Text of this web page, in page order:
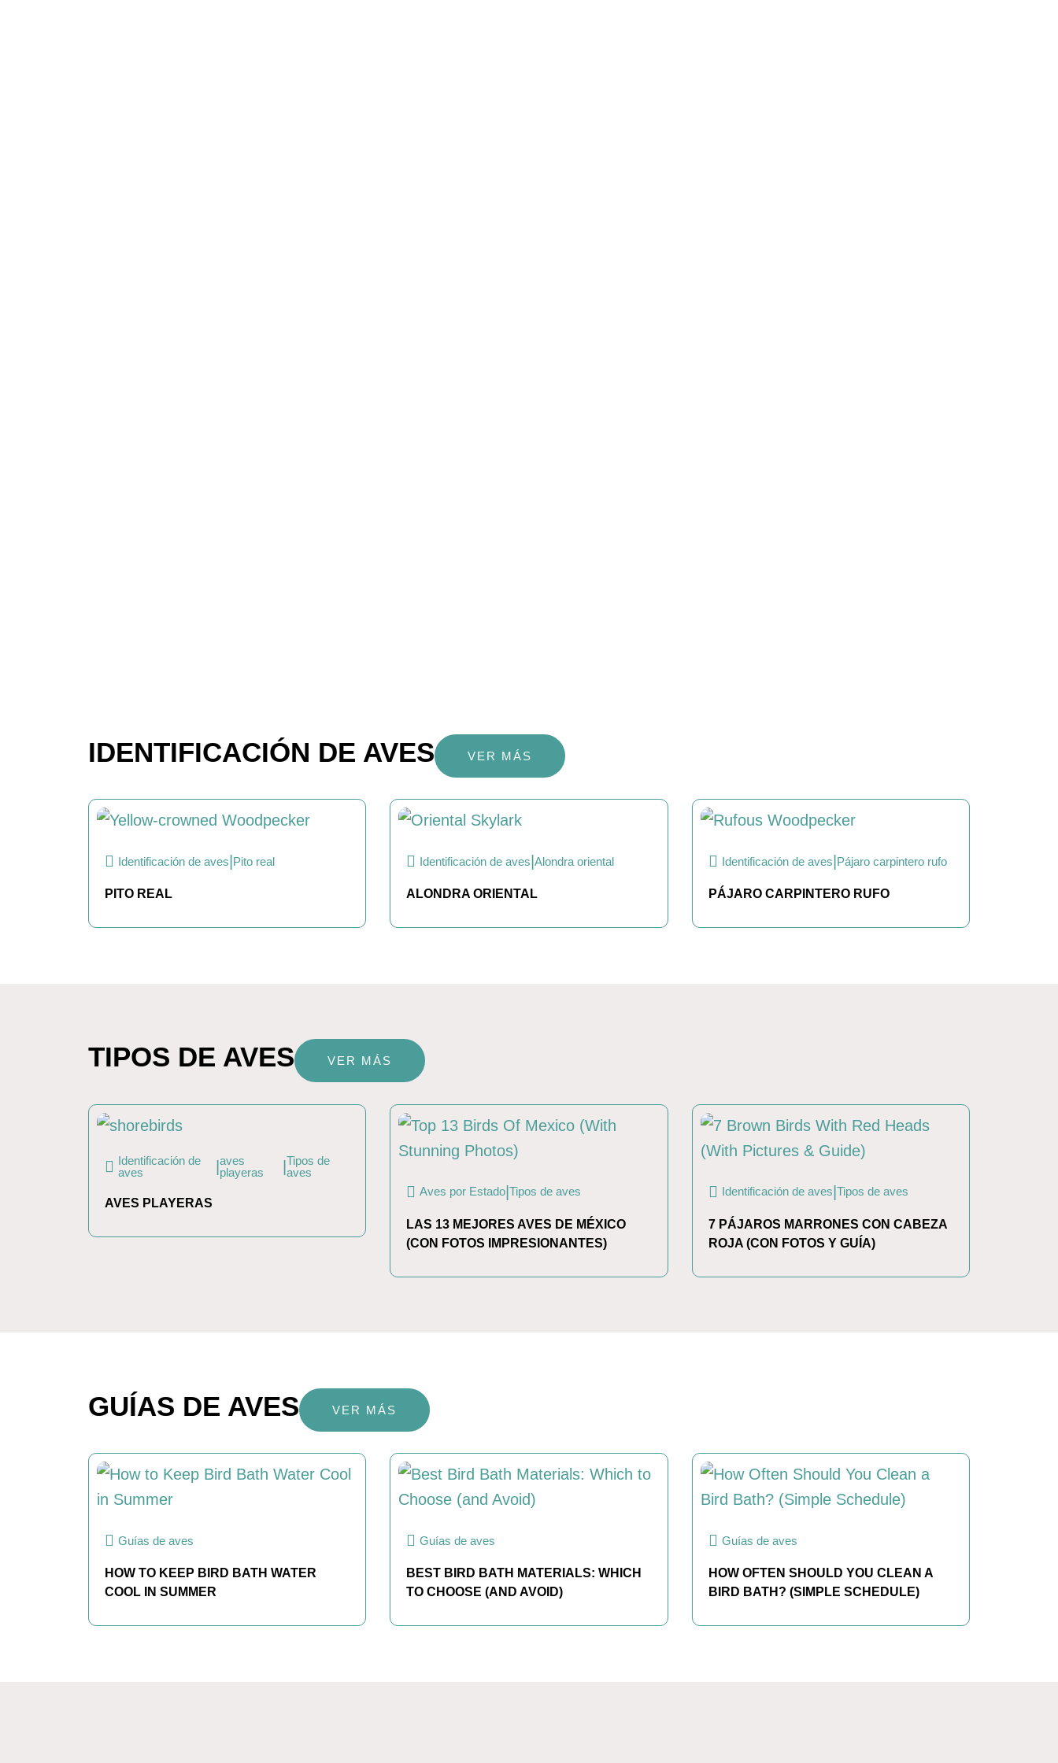
IDENTIFICACIÓN DE AVES VER MÁS
Identificación de aves Pito real
PITO REAL
Identificación de aves |Alondra oriental
ALONDRA ORIENTAL
Identificación de aves Pájaro carpintero rufo
PÁJARO CARPINTERO RUFO
TIPOS DE AVES VER MÁS
Identificación de
aves
aves
playeras
Tipos de
aves
AVES PLAYERAS
Aves por Estado |Tipos de aves
LAS 13 MEJORES AVES DE MÉXICO
(CON FOTOS IMPRESIONANTES)
Identificación de aves Tipos de aves
7 PÁJAROS MARRONES CON CABEZA
ROJA (CON FOTOS Y GUÍA)
GUÍAS DE AVES VER MÁS
Guías de aves
HOW TO KEEP BIRD BATH WATER
COOL IN SUMMER
Guías de aves
BEST BIRD BATH MATERIALS: WHICH
TO CHOOSE (AND AVOID)
Guías de aves
HOW OFTEN SHOULD YOU CLEAN A
BIRD BATH? (SIMPLE SCHEDULE)